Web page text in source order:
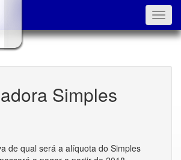
Simples
de qual será a alíquota do Simples